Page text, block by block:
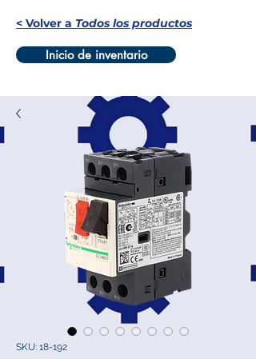
< Volver a Todos los productos
Inicio de inventario
SKU: 18-192